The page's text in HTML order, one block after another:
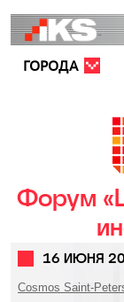
ГОРОДА
Форум
16 ИЮНЯ
Cosmos Saint-